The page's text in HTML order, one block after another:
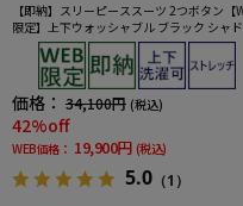
【即納】スリーピーススーツ 2つボタン【
限定】上下ウォッシャブル ブラック シャ
ストライプ 3シーズン対応
価格： 34,100円 (税込)
42%off
WEB価格： 19,900円 (税込)
5.0 （1）